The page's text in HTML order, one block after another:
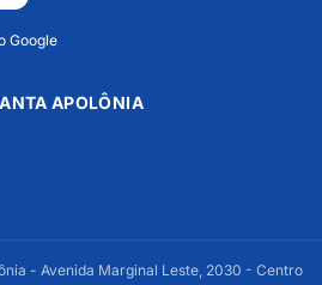
Google
APOLÔNIA
- Avenida Marginal Leste, 2030 - Centro